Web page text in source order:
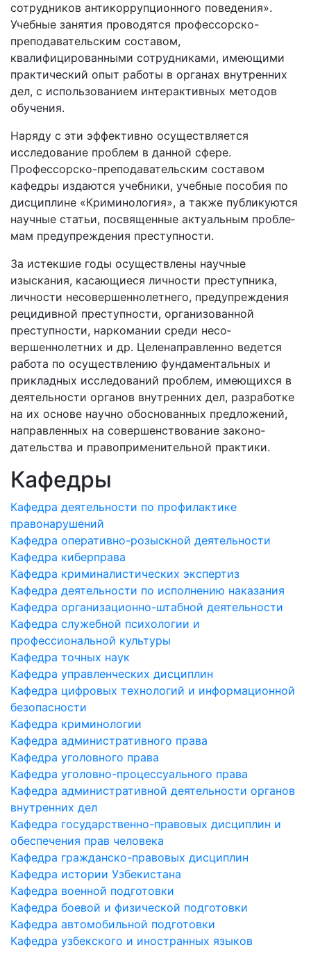
сотрудников антикоррупционного поведения».
Учебные занятия проводятся профессорско-
преподаватель­ским составом,
квалифицированными сотрудниками, име­ющими
практический опыт работы в органах внутренних
дел, с использованием интерактивных методов
обучения.
Наряду с эти эффективно осуществляется
исследова­ние проблем в данной сфере.
Профессорско-преподава­тельским составом
кафедры издаются учебники, учебные пособия по
дисциплине «Криминология», а также публи­куются
научные статьи, посвященные актуальным пробле­
мам предупреждения преступности.
За истекшие годы осуществлены научные
изыскания, касающиеся личности преступника,
личности несовершен­нолетнего, предупреждения
рецидивной преступности, организованной
преступности, наркомании среди несо­
вершеннолетних и др. Целенаправленно ведется
работа по осуществлению фундаментальных и
прикладных исследо­ваний проблем, имеющихся в
деятельности органов внутренних дел, разработке
на их основе научно обоснованных предложений,
направленных на совершенствование законо­
дательства и правоприменительной практики.
Кафедры
Кафедра деятельности по профилактике
правонарушений
Кафедра оперативно-розыскной деятельности
Кафедра киберправа
Кафедра криминалистических экспертиз
Кафедра деятельности по исполнению наказания
Кафедра организационно-штабной деятельности
Кафедра служебной психологии и
профессиональной культуры
Кафедра точных наук
Кафедра управленческих дисциплин
Кафедра цифровых технологий и информационной
безопасности
Кафедра криминологии
Кафедра административного права
Кафедра уголовного права
Кафедра уголовно-процессуального права
Кафедра административной деятельности органов
внутренних дел
Кафедра государственно-правовых дисциплин и
обеспечения прав человека
Кафедра гражданско-правовых дисциплин
Кафедра истории Узбекистана
Кафедра военной подготовки
Кафедра боевой и физической подготовки
Кафедра автомобильной подготовки
Кафедра узбекского и иностранных языков